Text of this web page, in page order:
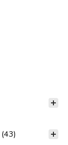
(43)